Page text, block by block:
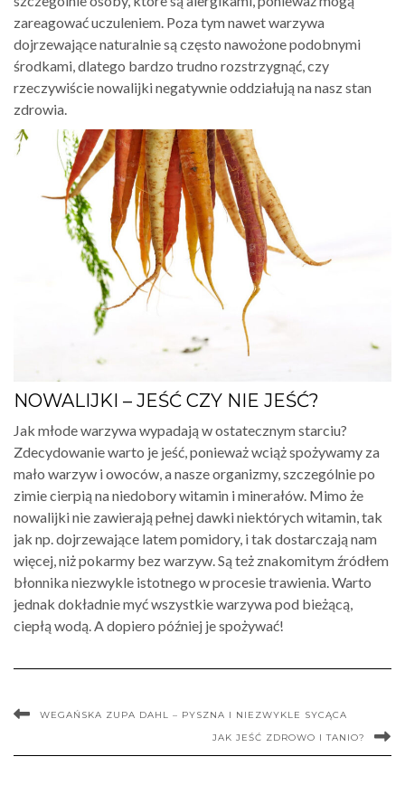
zareagować uczuleniem. Poza tym nawet warzywa
dojrzewające naturalnie są często nawożone podobnymi
środkami, dlatego bardzo trudno rozstrzygnąć, czy
rzeczywiście nowalijki negatywnie oddziałują na nasz stan
zdrowia.
NOWALIJKI – JEŚĆ CZY NIE JEŚĆ?
Jak młode warzywa wypadają w ostatecznym starciu?
Zdecydowanie warto je jeść, ponieważ wciąż spożywamy za
mało warzyw i owoców, a nasze organizmy, szczególnie po
zimie cierpią na niedobory witamin i minerałów. Mimo że
nowalijki nie zawierają pełnej dawki niektórych witamin, tak
jak np. dojrzewające latem pomidory, i tak dostarczają nam
więcej, niż pokarmy bez warzyw. Są też znakomitym źródłem
błonnika niezwykle istotnego w procesie trawienia. Warto
jednak dokładnie myć wszystkie warzywa pod bieżącą,
ciepłą wodą. A dopiero później je spożywać!
WEGAŃSKA ZUPA DAHL – PYSZNA I NIEZWYKLE SYCĄCA
JAK JEŚĆ ZDROWO I TANIO?